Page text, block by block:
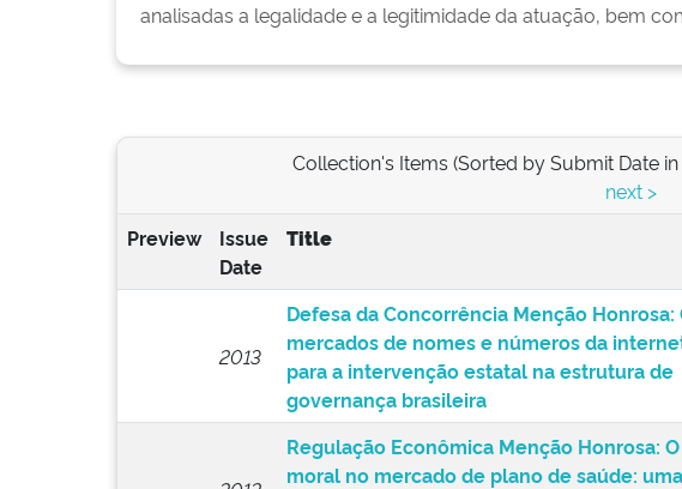
bem como as decisões tomadas pelo Comitê...
Collection's Items (Sorted by Submit Date
next >
Issue
Date
Defesa da Concorrência Menção Honrosa:
mercados de nomes e números da
para a intervenção estatal na estrutura de
governança brasileira
Regulação Econômica Menção Honrosa: